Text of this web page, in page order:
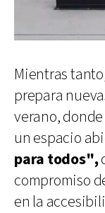
Mientras
prepara
verano,
un espacio
para todos",
compromiso
en la